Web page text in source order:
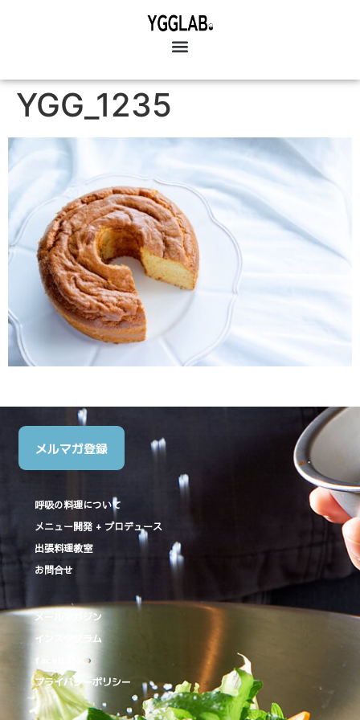
YGG_1235
メルマガ登録
呼吸の料理について
メニュー開発 + プロデュース
出張料理教室
お問合せ
メールマガジン
インスタグラム
facebook
プライバシーポリシー